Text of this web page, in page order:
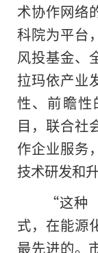
术协作网
科院为平台
风投基金、
拉玛依产业
性、前瞻
目，联合社
作企业服务
技术研发和升
“这种
式，在能源
最先进的。